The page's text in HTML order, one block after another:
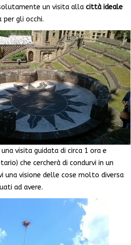
un visita alla città ideale
per gli occhi.
visita guidata di circa 1 ora e
che cercherà di condurvi in un
una visione delle cose molto diversa
ad avere.